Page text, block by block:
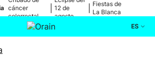
cáncer
colorrectal
12 de
agosto
Fiestas de
La Blanca
ES